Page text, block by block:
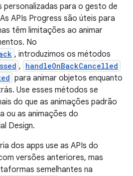
personalizadas para o gesto de
APIs Progress são úteis para
têm limitações ao animar
No
, introduzimos os métodos
, handleOnBackCancelled
para animar objetos enquanto
Use esses métodos se
do que as animações padrão
ou as animações do
Design.
dos apps use as APIs do
versões anteriores, mas
semelhantes na